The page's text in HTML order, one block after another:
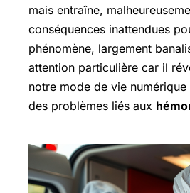
mais entraîne,
conséquences inattendues
phénomène, largement
attention particulière car il
notre mode de vie numérique
des problèmes liés aux